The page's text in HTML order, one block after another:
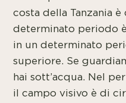
costa della Tanzania è
determinato periodo
in un determinato
superiore. Se
hai sott’acqua. Nel
il campo visivo è di